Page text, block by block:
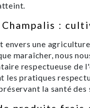
Champalis :
envers une
maraîcher, nous
respectueuse de
les pratiques
la santé des